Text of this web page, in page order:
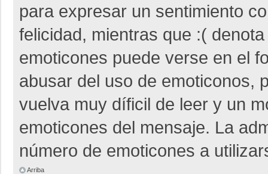
para expresar un sentimiento
felicidad, mientras que :(
emoticones puede verse en el
abusar del uso de emoticonos,
vuelva muy díficil de leer y un
emoticones del mensaje. La
número de emoticones a
Arriba